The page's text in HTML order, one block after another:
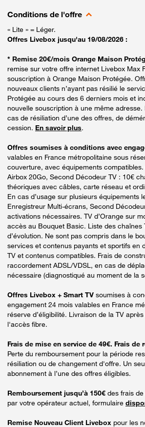
Conditions de l'offre
« Lite » = Léger.
Offres Livebox jusqu'au 19/08/2026 :
* Remise 20€/mois Orange Maison
remise sur votre offre internet Livebox Max
souscription à Orange Maison Protégée.
nouveaux clients n’ayant pas résilié le
Protégée au cours des 6 derniers mois et
nouvelle souscription à une même adresse.
cas de résiliation d’une des offres, de
cession. En savoir plus.
Offres soumises à conditions avec
valables en France métropolitaine sous
couverture, avec équipements compatibles.
Airbox 20Go, Second Décodeur TV : 10€
théoriques avec câbles, carte réseau et
En cas d’usage sur plusieurs équipements
Enregistreur Multi-écrans, Second
activations nécessaires. TV d’Orange sur
accès au Bouquet Basic. Liste des chaînes
d’évolution. Ne sont pas compris dans le
services et contenus payants et sportifs en
TV et contenus compatibles. Frais de
raccordement ADSL/VDSL, en cas de
nécessaire (diagnostiqué au moment de la
Offres Livebox + Smart TV soumises à
engagement 24 mois valables en France
réserve d’éligibilité. Livraison de la TV
l'accès fibre.
Frais de mise en service de 49€. Frais de
Perte du remboursement pour la période
résiliation ou de changement d'offre. Un
abonnement à l’une des offres éligibles.
Remboursement jusqu’à 150€ des frais
par votre opérateur actuel, formulaire
Remise Nouveau Client Livebox pour les